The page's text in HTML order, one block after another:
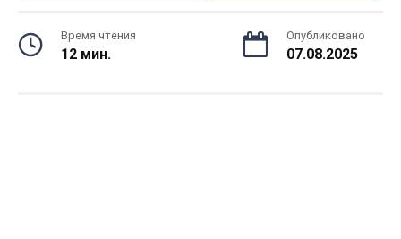
Время чтения
12 мин.
Опубликовано
07.08.2025